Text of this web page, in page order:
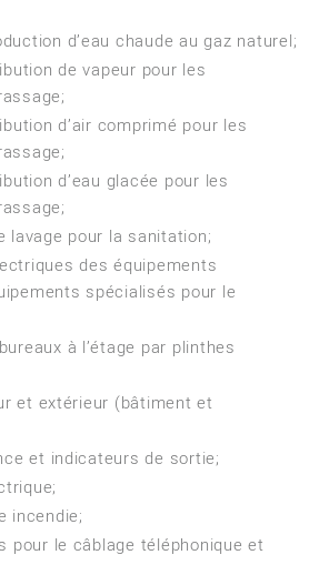
d’eau chaude au gaz naturel;
de vapeur pour les
d’air comprimé pour les
d’eau glacée pour les
lavage pour la sanitation;
des équipements
spécialisés pour le
à l’étage par plinthes
et extérieur (bâtiment et
et indicateurs de sortie;
incendie;
pour le câblage téléphonique et